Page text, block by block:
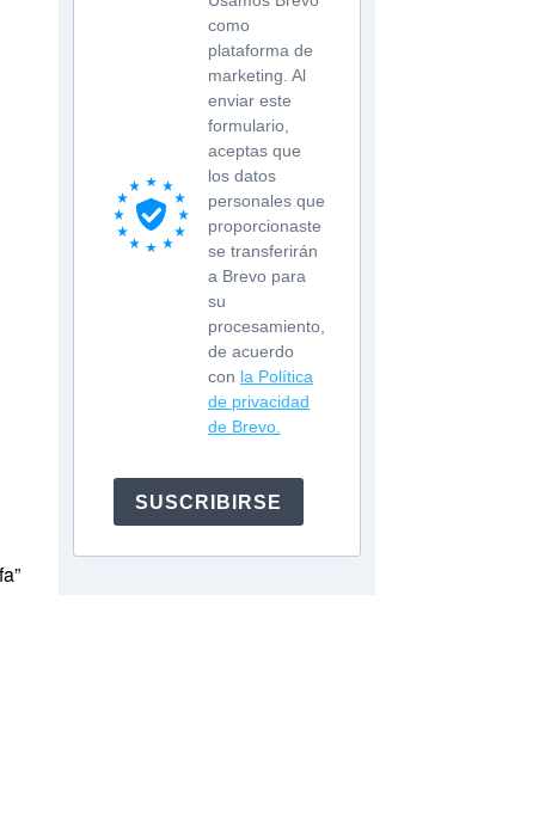
como
plataforma de
marketing. Al
enviar este
formulario,
aceptas que
los datos
personales que
proporcionaste
se transferirán
a Brevo para
su
procesamiento,
de acuerdo
con la Política
de privacidad
de Brevo.
SUSCRIBIRSE